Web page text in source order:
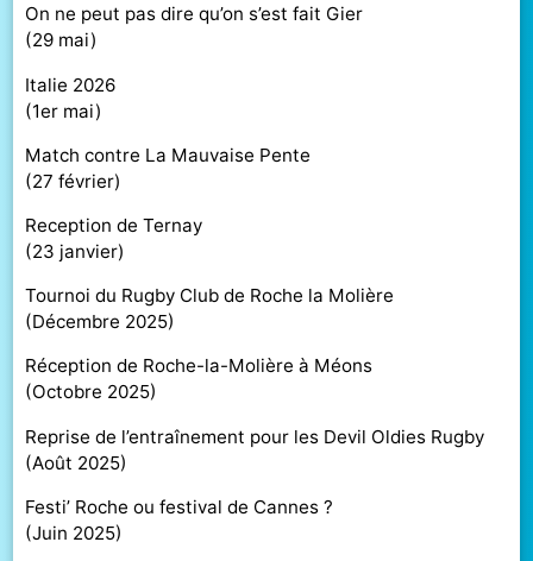
On ne peut pas dire qu’on s’est fait Gier
(29 mai)
Italie 2026
(1er mai)
Match contre La Mauvaise Pente
(27 février)
Reception de Ternay
(23 janvier)
Tournoi du Rugby Club de Roche la Molière
(Décembre 2025)
Réception de Roche-la-Molière à Méons
(Octobre 2025)
Reprise de l’entraînement pour les Devil Oldies Rugby
(Août 2025)
Festi’ Roche ou festival de Cannes ?
(Juin 2025)